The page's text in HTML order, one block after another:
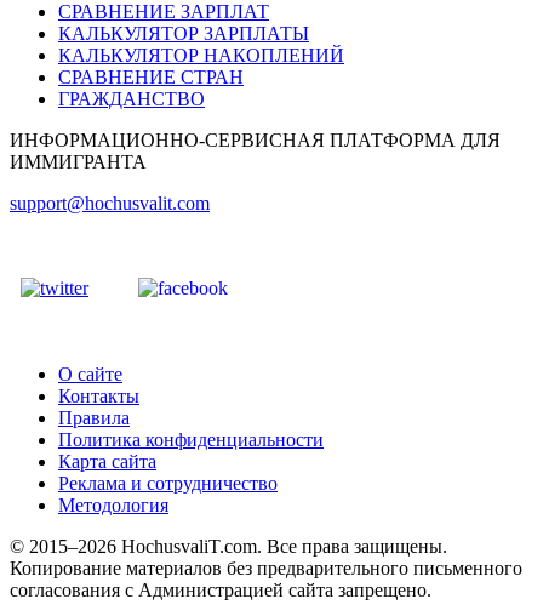
СРАВНЕНИЕ ЗАРПЛАТ
КАЛЬКУЛЯТОР ЗАРПЛАТЫ
КАЛЬКУЛЯТОР НАКОПЛЕНИЙ
СРАВНЕНИЕ СТРАН
ГРАЖДАНСТВО
ИНФОРМАЦИОННО-СЕРВИСНАЯ ПЛАТФОРМА ДЛЯ
ИММИГРАНТА
support@hochusvalit.com
О сайте
Контакты
Правила
Политика конфиденциальности
Карта сайта
Реклама и сотрудничество
Методология
© 2015–2026 HochusvaliT.com. Все права защищены.
Копирование материалов без предварительного письменного
согласования с Администрацией сайта запрещено.